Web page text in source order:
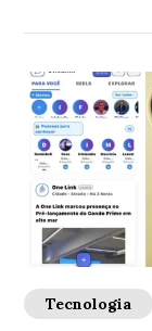
Tecnologia